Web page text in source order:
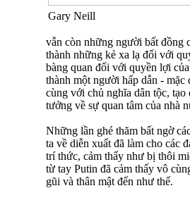
Gary Neill
vẫn còn những người bất đồng
thành những kẻ xa lạ đối với
bàng quan đối với quyền lợi
thành một người hấp dẫn -
cùng với chủ nghĩa dân tộc,
tưởng về sự quan tâm của nhà
Những lần ghé thăm bất ngờ
ta về diễn xuất đã làm cho các
trí thức, cảm thấy như bị thôi
từ tay Putin đã cảm thấy vô
gũi và thân mật đến như thế.